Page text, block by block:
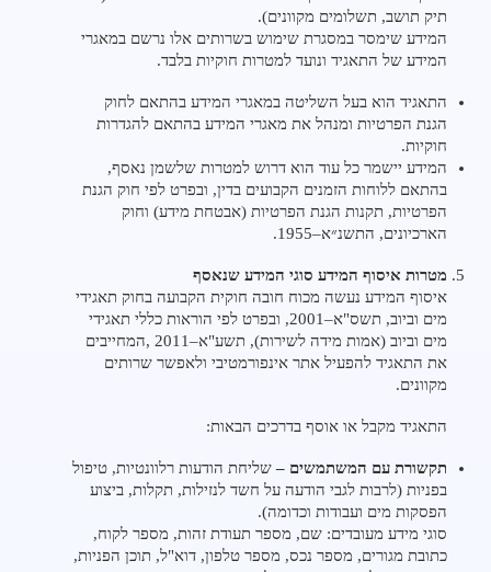
תיק תושב, תשלומים מקוונים).
המידע שימסר במסגרת שימוש בשרותים אלו נרשם במאגרי
המידע של התאגיד ונועד למטרות חוקיות בלבד.
התאגיד הוא בעל השליטה במאגרי המידע בהתאם לחוק
הגנת הפרטיות ומנהל את מאגרי המידע בהתאם להגדרות
חוקיות.
המידע יישמר כל עוד הוא דרוש למטרות שלשמן נאסף,
בהתאם ללוחות הזמנים הקבועים בדין, ובפרט לפי חוק הגנת
הפרטיות, תקנות הגנת הפרטיות (אבטחת מידע) וחוק
הארכיונים, התשנ״א–1955.
מטרות איסוף המידע סוגי המידע שנאסף
איסוף המידע נעשה מכוח חובה חוקית הקבועה בחוק תאגידי
מים וביוב, תשס"א–2001, ובפרט לפי הוראות כללי תאגידי
מים וביוב (אמות מידה לשירות), תשע"א–2011 ,המחייבים
את התאגיד להפעיל אתר אינפורמטיבי ולאפשר שרותים
מקוונים.
התאגיד מקבל או אוסף בדרכים הבאות:
תקשורת עם המשתמשים – שליחת הודעות רלוונטיות, טיפול
בפניות (לרבות לגבי הודעה על חשד לנזילות, תקלות, ביצוע
הפסקות מים ועבודות וכדומה).
סוגי מידע מעובדים: שם, מספר תעודת זהות, מספר לקוח,
כתובת מגורים, מספר נכס, מספר טלפון, דוא"ל, תוכן הפניות,